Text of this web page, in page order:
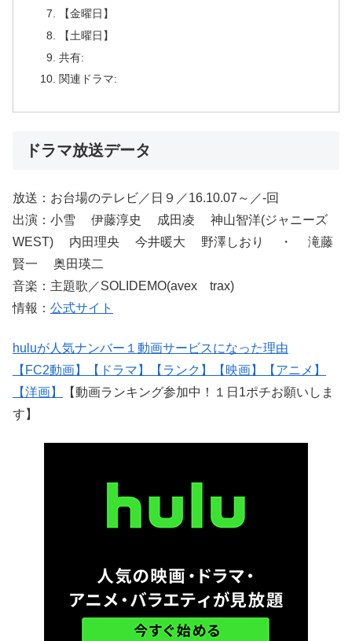
【金曜日】
【土曜日】
共有:
関連ドラマ:
ドラマ放送データ
放送：お台場のテレビ／日９／16.10.07～／-回
出演：小雪 伊藤淳史 成田凌 神山智洋(ジャニーズ
WEST) 内田理央 今井暖大 野澤しおり ・ 滝藤
賢一 奥田瑛二
音楽：主題歌／SOLIDEMO(avex trax)
情報： 公式サイト
huluが人気ナンバー１動画サービスになった理由
【FC2動画】
【ドラマ】 【ランク】 【映画】
【アニメ】
【洋画】
【動画ランキング参加中！１日1ポチお願いしま
す】